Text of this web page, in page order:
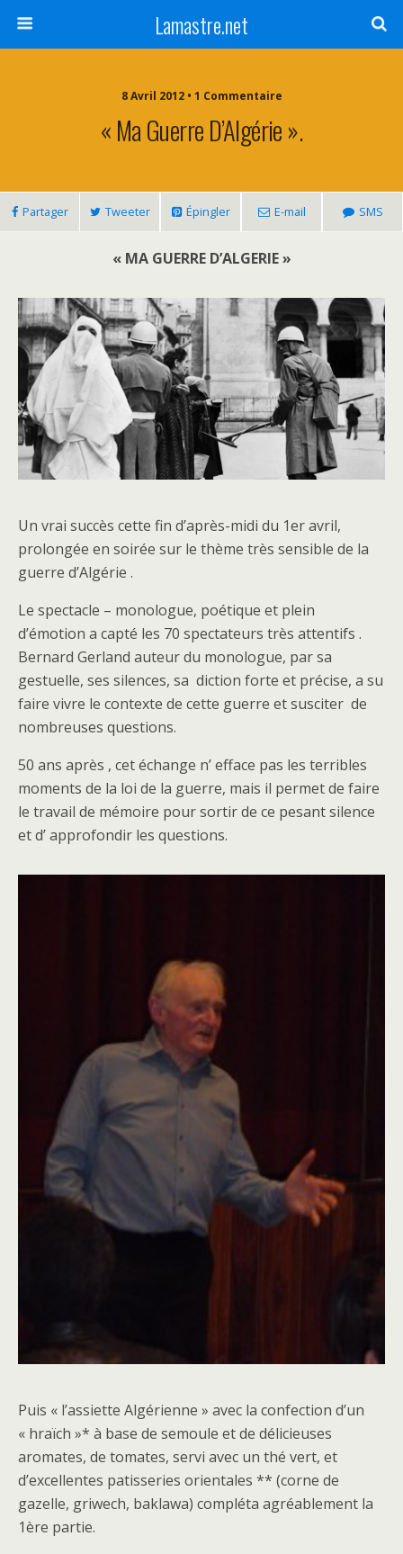
Lamastre.net
8 Avril 2012 • 1 Commentaire
« Ma Guerre D’Algérie ».
Partager Tweeter Épingler E-mail SMS
« MA GUERRE D’ALGERIE »
Un vrai succès cette fin d’après-midi du 1er avril,
prolongée en soirée sur le thème très sensible de la
guerre d’Algérie .
Le spectacle – monologue, poétique et plein
d’émotion a capté les 70 spectateurs très attentifs .
Bernard Gerland auteur du monologue, par sa
gestuelle, ses silences, sa diction forte et précise, a su
faire vivre le contexte de cette guerre et susciter de
nombreuses questions.
50 ans après , cet échange n’ efface pas les terribles
moments de la loi de la guerre, mais il permet de faire
le travail de mémoire pour sortir de ce pesant silence
et d’ approfondir les questions.
Puis « l’assiette Algérienne » avec la confection d’un
« hraïch »* à base de semoule et de délicieuses
aromates, de tomates, servi avec un thé vert, et
d’excellentes patisseries orientales ** (corne de
gazelle, griwech, baklawa) compléta agréablement la
1ère partie.